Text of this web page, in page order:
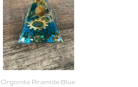
Orgonite Piramide Blue